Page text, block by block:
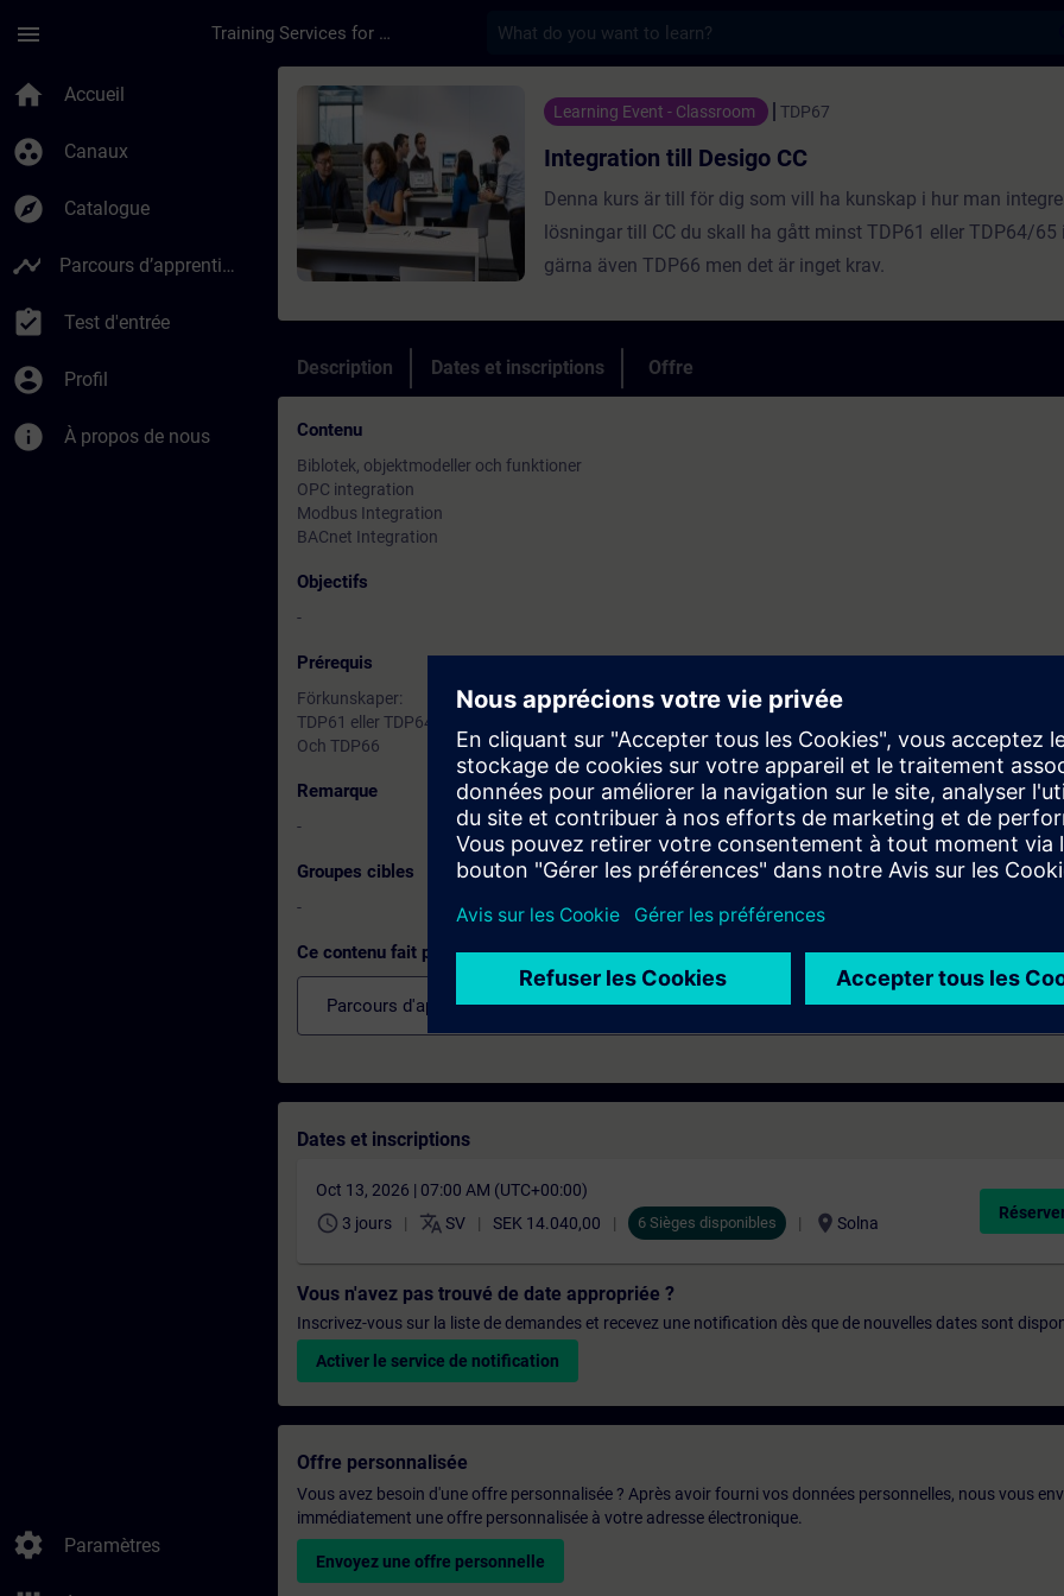
menu Training Services for Digital Industries
home Accueil
group_work Canaux
explore Catalogue
timeline Parcours d’apprentissage
assignment_turned_in Test d'entrée
account_circle Profil
info À propos de nous
settings Paramètres
Cours - Integration till Desigo CC - Entraînement - Formation -
Learning Event - Classroom TDP67
Integration till Desigo CC
Denna kurs är till för dig som vill ha kunskap i hur man
lösningar till CC du skall ha gått minst TDP61 eller TDP64/65
gärna även TDP66 men det är inget krav.
Description Dates et inscriptions Offre
Contenu
Biblotek, objektmodeller och funktioner
OPC integration
Modbus Integration
BACnet Integration
Objectifs
-
Prérequis
Förkunskaper:
TDP61 eller TDP64/65
Och TDP66
Remarque
-
Groupes cibles
-
Ce contenu fait partie de
Parcours d'apprentissage
Dates et inscriptions
Oct 13, 2026 | 07:00 AM (UTC+00:00)
schedule 3 jours translate SV SEK 14.040,00 6 Sièges disponibles location_on Solna
Vous n'avez pas trouvé de date appropriée ?
Inscrivez-vous sur la liste de demandes et recevez une notification dès que de nouvelles dates sont
Activer le service de notification
Offre personnalisée
Vous avez besoin d'une offre personnalisée ? Après avoir fourni vos données personnelles, nous vous
immédiatement une offre personnalisée à votre adresse électronique.
Envoyez une offre personnelle